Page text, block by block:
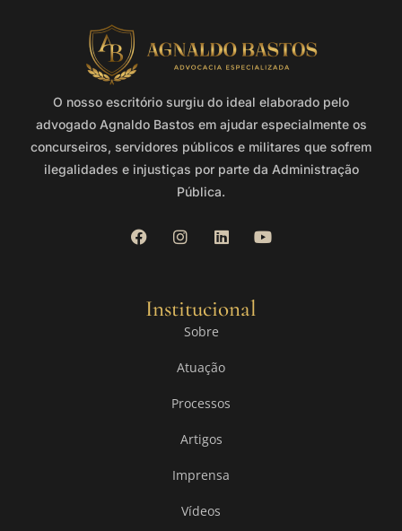
O nosso escritório surgiu do ideal elaborado pelo
advogado Agnaldo Bastos em ajudar especialmente os
concurseiros, servidores públicos e militares que sofrem
ilegalidades e injustiças por parte da Administração
Pública.
Institucional
Sobre
Atuação
Processos
Artigos
Imprensa
Vídeos